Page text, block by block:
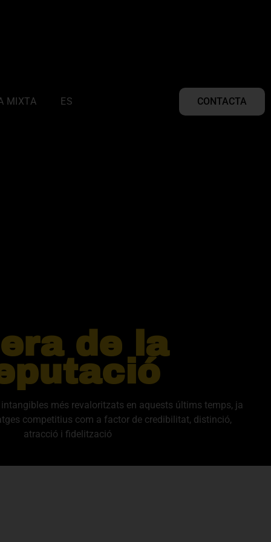
MIXTA ES CONTACTA
de la
més revaloritzats en aquests últims temps, ja
competitius com a factor de credibilitat, distinció,
atracció i fidelització